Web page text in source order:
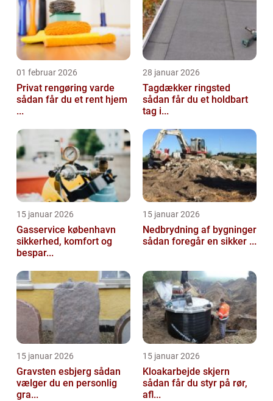
01 februar 2026
Privat rengøring varde
sådan får du et rent hjem
...
28 januar 2026
Tagdækker ringsted
sådan får du et holdbart
tag i...
15 januar 2026
Gasservice københavn
sikkerhed, komfort og
bespar...
15 januar 2026
Nedbrydning af bygninger
sådan foregår en sikker ...
15 januar 2026
Gravsten esbjerg sådan
vælger du en personlig
gra...
15 januar 2026
Kloakarbejde skjern
sådan får du styr på rør,
afl...